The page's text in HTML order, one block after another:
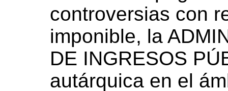
controversias con
imponible, la
DE INGRESOS
autárquica en el